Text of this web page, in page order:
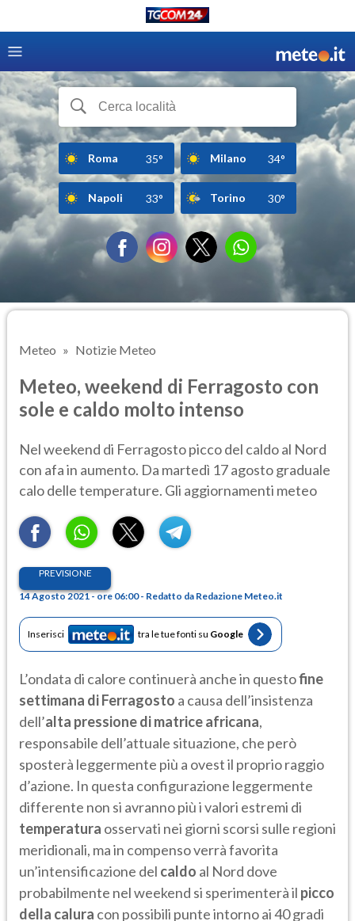
Roma 35° Milano 34°
Napoli 33° Torino 30°
Meteo Notizie Meteo
Meteo, weekend di Ferragosto con
sole e caldo molto intenso
Nel weekend di Ferragosto picco del caldo al Nord
con afa in aumento. Da martedì 17 agosto graduale
calo delle temperature. Gli aggiornamenti meteo
PREVISIONE
14 Agosto 2021 - ore 06:00 - Redatto da Redazione Meteo.it
Inserisci tra le tue fonti su Google
L’ondata di calore continuerà anche in questofine
settimana di Ferragosto a causa dell’insistenza
dell’alta pressione di matrice africana,
responsabile dell’attuale situazione, che però
sposterà leggermente più a ovest il proprio raggio
d’azione. In questa configurazione leggermente
differente non si avranno più i valori estremi di
temperatura osservati nei giorni scorsi sulle regioni
meridionali, ma in compenso verrà favorita
un’intensificazione del caldo al Nord dove
probabilmente nel weekend si sperimenterà il picco
della calura con possibili punte intorno ai 40 gradi